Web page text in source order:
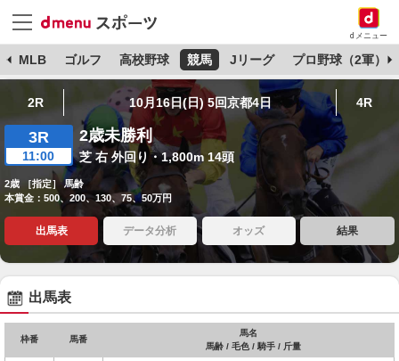
dメニュー
MLB ゴルフ 高校野球 競馬 Jリーグ プロ野球（2軍）
2R 10月16日(日) 5回京都4日 4R
3R
11:00
2歳未勝利
芝 右 外回り・1,800m 14頭
2歳 ［指定］ 馬齢
本賞金：500、200、130、75、50万円
出馬表 データ分析 オッズ 結果
出馬表
枠番 馬番
馬名
馬齢 / 毛色 / 騎手 / 斤量